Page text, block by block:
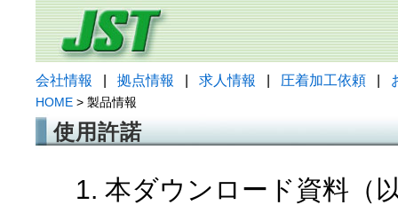
会社情報 拠点情報 求人情報 圧着加工依頼
HOME > 製品情報
使用許諾
1. 本ダウンロード資料（